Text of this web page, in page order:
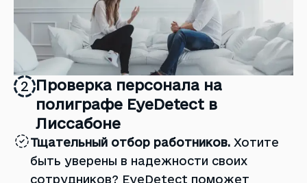
2 Проверка персонала на
полиграфе EyeDetect в
Лиссабоне
Тщательный отбор работников. Хотите
быть уверены в надежности своих
сотрудников? EyeDetect поможет